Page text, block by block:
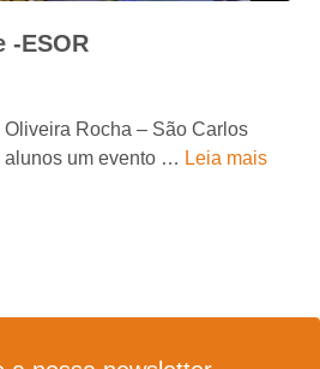
-ESOR
Rocha – São Carlos
alunos um evento … Leia mais